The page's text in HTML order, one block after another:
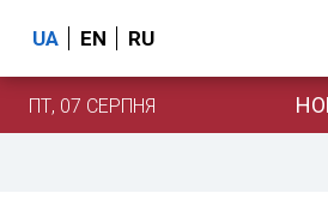
UA EN RU
ПТ, 07 СЕРПНЯ